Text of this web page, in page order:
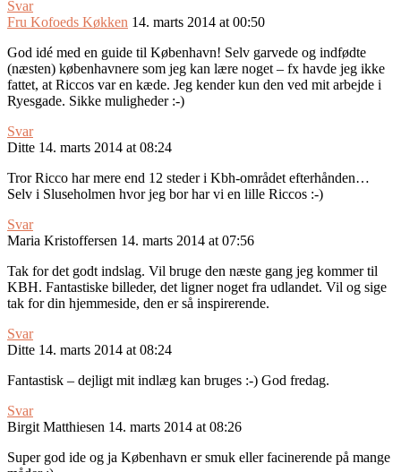
Svar
Fru Kofoeds Køkken 14. marts 2014 at 00:50
God idé med en guide til København! Selv garvede og indfødte
(næsten) københavnere som jeg kan lære noget – fx havde jeg ikke
fattet, at Riccos var en kæde. Jeg kender kun den ved mit arbejde i
Ryesgade. Sikke muligheder :-)
Svar
Ditte 14. marts 2014 at 08:24
Tror Ricco har mere end 12 steder i Kbh-området efterhånden…
Selv i Sluseholmen hvor jeg bor har vi en lille Riccos :-)
Svar
Maria Kristoffersen 14. marts 2014 at 07:56
Tak for det godt indslag. Vil bruge den næste gang jeg kommer til
KBH. Fantastiske billeder, det ligner noget fra udlandet. Vil og sige
tak for din hjemmeside, den er så inspirerende.
Svar
Ditte 14. marts 2014 at 08:24
Fantastisk – dejligt mit indlæg kan bruges :-) God fredag.
Svar
Birgit Matthiesen 14. marts 2014 at 08:26
Super god ide og ja København er smuk eller facinerende på mange